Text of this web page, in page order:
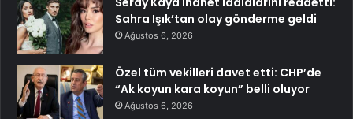
Sahra Işık’tan olay gönderme geldi
Ağustos 6, 2026
Özel tüm vekilleri davet etti: CHP’de
“Ak koyun kara koyun” belli oluyor
Ağustos 6, 2026